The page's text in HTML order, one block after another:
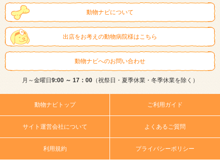
動物ナビについて
出店をお考えの動物病院様はこちら
動物ナビへのお問い合わせ
月～金曜日 9:00 ～ 17：00（祝祭日・夏季休業・冬季休業を除く）
動物ナビトップ ご利用ガイド
サイト運営会社について よくあるご質問
利用規約 プライバシーポリシー